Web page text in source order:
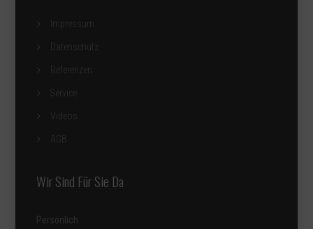
Impressum
Datenschutz
Referenzen
Service
Videos
AGB
Wir Sind Für Sie Da
Persönlich